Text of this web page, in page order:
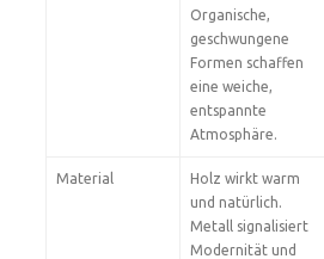
Organische,
geschwungene
Formen schaffen
eine weiche,
entspannte
Atmosphäre.
Material
Holz wirkt warm
und natürlich.
Metall signalisiert
Modernität und